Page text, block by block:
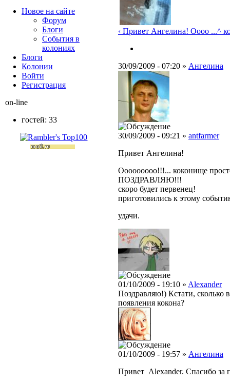
‹ Привет Ангелина! Оооо ...^
30/09/2009 - 07:20 » Ангелина
30/09/2009 - 09:21 » antfarmer
Привет Ангелина!
Ооооооооо!!!... коконище
ПОЗДРАВЛЯЮ!!!
скоро будет первенец!
приготовились к этому
удачи.
01/10/2009 - 19:10 » Alexander
Поздравляю!) Кстати,
появления кокона?
01/10/2009 - 19:57 » Ангелина
Привет Alexander. Спасибо за
Новое на сайте
Форум
Блоги
События в
колониях
Блоги
Колонии
Войти
Peгиcтpaция
on-line
гостей: 33